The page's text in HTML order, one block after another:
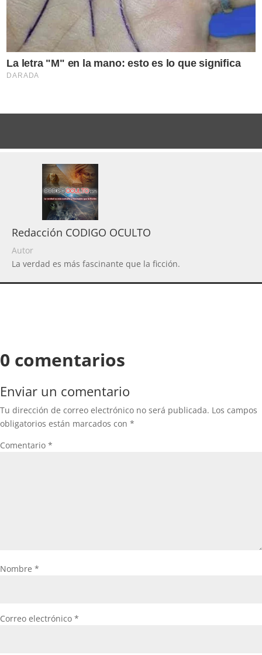
Redacción CODIGO OCULTO
Autor
La verdad es más fascinante que la ficción.
0 comentarios
Enviar un comentario
Tu dirección de correo electrónico no será publicada. Los campos
obligatorios están marcados con *
Comentario *
Nombre *
Correo electrónico *